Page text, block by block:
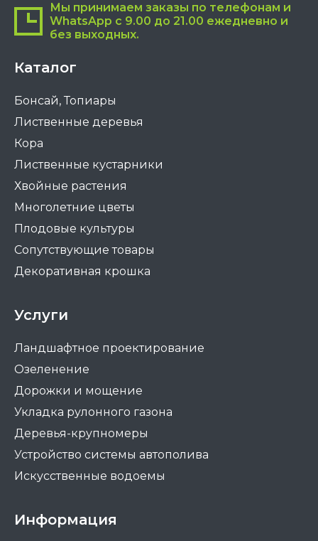
Мы принимаем заказы по телефонам и
WhatsApp с 9.00 до 21.00 ежедневно и
без выходных.
Каталог
Бонсай, Топиары
Лиственные деревья
Кора
Лиственные кустарники
Хвойные растения
Многолетние цветы
Плодовые культуры
Сопутствующие товары
Декоративная крошка
Услуги
Ландшафтное проектирование
Озеленение
Дорожки и мощение
Укладка рулонного газона
Деревья-крупномеры
Устройство системы автополива
Искусственные водоемы
Информация